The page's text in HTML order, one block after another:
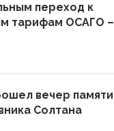
переход к
тарифам ОСАГО –
вечер памяти
Солтана